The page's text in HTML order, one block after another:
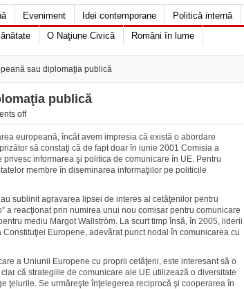
Eveniment Idei contemporane Politică internă
O Naţiune Civică Români în lume
sau diplomaţia publică
publică
off
europeană, încât avem impresia că există o abordare
să constaţi că de fapt doar în iunie 2001 Comisia a
informarea şi politica de comunicare în UE. Pentru
membre în diseminarea informaţiilor pe politicile
sublinit agravarea lipsei de interes al cetăţenilor pentru
a reacţionat prin numirea unui nou comisar pentru comunicare
mediu Margot Wallström. La scurt timp însă, în 2005, liderii
Europene, adevãrat punct nodal în comunicarea cu
a Uniunii Europene cu proprii cetăţeni, este interesant să o
că strategiile de comunicare ale UE utilizează o diversitate
ţelurile. Se urmăreşte înţelegerea reciprocă şi cooperarea în